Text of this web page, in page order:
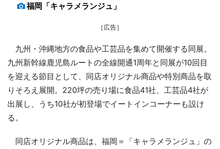
福岡「キャラメランジュ」
［広告］
九州・沖縄地方の食品や工芸品を集めて開催する同展。
九州新幹線鹿児島ルートの全線開通1周年と同展が10回目
を迎える節目として、同店オリジナル商品や特別商品を取
りそろえ展開。220坪の売り場に食品41社、工芸品4社が
出展し、うち10社が初登場でイートインコーナーも設け
る。
同店オリジナル商品は、福岡＝「キャラメランジュ」の